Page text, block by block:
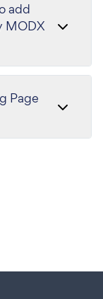
add
MODX
Page